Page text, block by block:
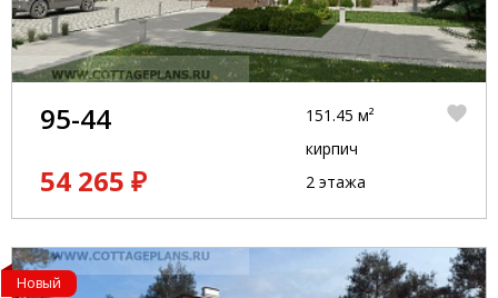
95-44
54 265 ₽
151.45 м²
кирпич
2 этажа
Новый